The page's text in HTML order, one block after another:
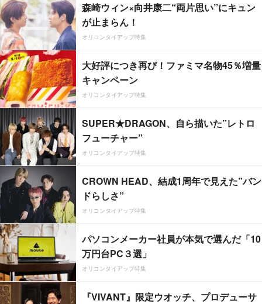
森崎ウィン×向井康二“両片思い”にキュン
が止まらん！
オリコンタイアップ特集
大好評につき再び！ファミマ名物45％増量
キャンペーン
オリコンタイアップ特集
SUPER★DRAGON、自ら描いた”レトロ
フューチャー”
オリコンタイアップ特集
CROWN HEAD、結成1周年で見えた”バン
ドらしさ”
オリコンタイアップ特集
パソコンメーカー社員が本気で選んだ「10
万円台PC３選」
オリコンタイアップ特集
『VIVANT』限定ウオッチ、プロデューサ